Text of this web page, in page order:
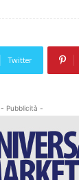
Twitter
- Pubblicità -